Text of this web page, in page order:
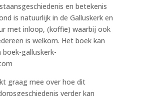
en betekenis
is natuurlijk in de Galluskerk en
met inloop, (koffie) waarbij ook
is welkom. Het boek kan
galluskerk-
graag mee over hoe dit
verder kan